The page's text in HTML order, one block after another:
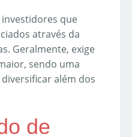
que
através da
Geralmente, exige
sendo uma
além dos
de